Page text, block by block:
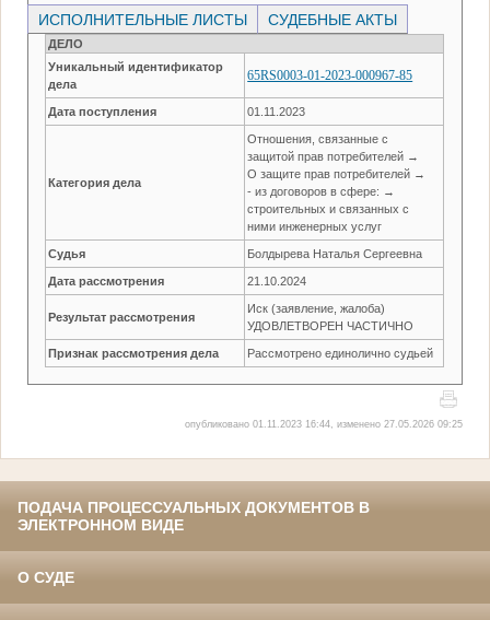
ИСПОЛНИТЕЛЬНЫЕ ЛИСТЫ СУДЕБНЫЕ АКТЫ
ДЕЛО
Уникальный идентификатор
дела
65RS0003-01-2023-000967-85
Дата поступления 01.11.2023
Категория дела
Отношения, связанные с
защитой прав потребителей →
О защите прав потребителей →
- из договоров в сфере: →
строительных и связанных с
ними инженерных услуг
Судья Болдырева Наталья Сергеевна
Дата рассмотрения 21.10.2024
Результат рассмотрения
Иск (заявление, жалоба)
УДОВЛЕТВОРЕН ЧАСТИЧНО
Признак рассмотрения дела Рассмотрено единолично судьей
опубликовано 01.11.2023 16:44, изменено 27.05.2026 09:25
ПОДАЧА ПРОЦЕССУАЛЬНЫХ ДОКУМЕНТОВ В
ЭЛЕКТРОННОМ ВИДЕ
О СУДЕ